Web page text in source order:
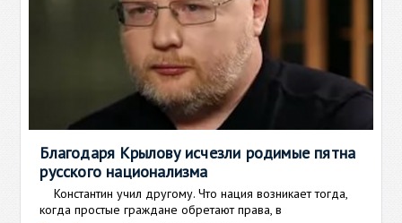
Благодаря Крылову исчезли родимые пятна
русского национализма
Константин учил другому. Что нация возникает тогда,
когда простые граждане обретают права, в